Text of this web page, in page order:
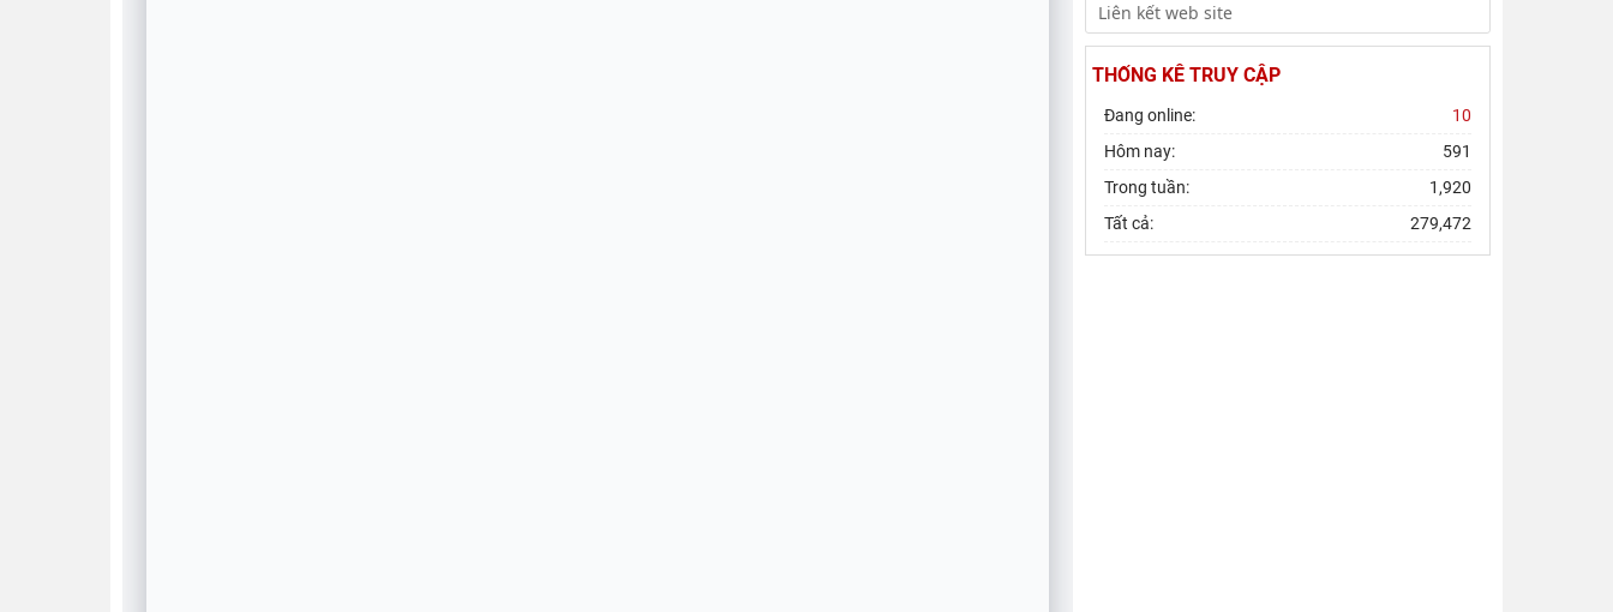
Phát triển thị trường carbon: Kinh nghiệm quốc tế
thăm và làm việc tại Viện Khoa học Kinh tế và Xã
hội
Thông báo Kết luận của đồng chí Tổng Bí thư, Chủ
THỐNG KÊ TRUY CẬP
Đang online:
10
Hôm nay:
591
Trong tuần:
1,920
Tất cả:
279,472